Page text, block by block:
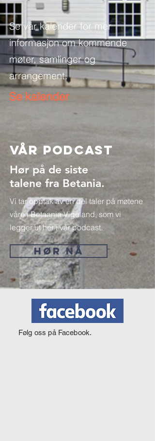
Se vår kalender for mer
informasjon om kommende
møter, samlinger og
arrangement.
Se kalender
Vår Podcast
Hør på de siste
talene fra Betania.
Vi tar opptak av en del taler på møtene
våre i Betaania Vigeland, som vi
legger ut her i vår podcast.
HØR NÅ
Følg oss på Facebook.